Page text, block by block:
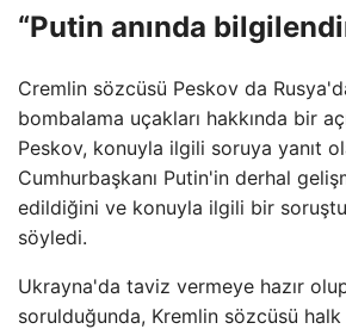
“Putin anında
Cremlin sözcüsü Peskov da
bombalama uçakları hakkında bir
Peskov, konuyla ilgili soruya yanıt
Cumhurbaşkanı Putin'in derhal
edildiğini ve konuyla ilgili bir
söyledi.
Ukrayna'da taviz vermeye hazır
sorulduğunda, Kremlin sözcüsü